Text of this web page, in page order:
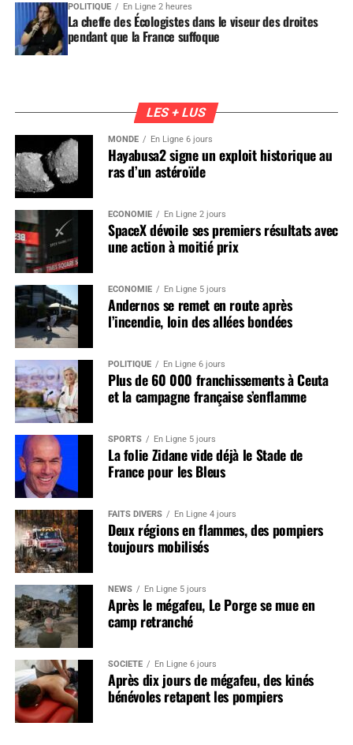
POLITIQUE En Ligne 2 heures
La cheffe des Écologistes dans le viseur des droites
pendant que la France suffoque
LES + LUS
MONDE En Ligne 6 jours
Hayabusa2 signe un exploit historique au
ras d’un astéroïde
ÉCONOMIE En Ligne 2 jours
SpaceX dévoile ses premiers résultats avec
une action à moitié prix
ÉCONOMIE En Ligne 5 jours
Andernos se remet en route après
l’incendie, loin des allées bondées
POLITIQUE En Ligne 6 jours
Plus de 60 000 franchissements à Ceuta
et la campagne française s’enflamme
SPORTS En Ligne 5 jours
La folie Zidane vide déjà le Stade de
France pour les Bleus
FAITS DIVERS En Ligne 4 jours
Deux régions en flammes, des pompiers
toujours mobilisés
NEWS En Ligne 5 jours
Après le mégafeu, Le Porge se mue en
camp retranché
SOCIÉTÉ En Ligne 6 jours
Après dix jours de mégafeu, des kinés
bénévoles retapent les pompiers